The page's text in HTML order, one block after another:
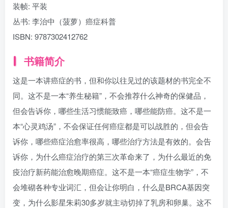
装帧: 平装
丛书: 李治中（菠萝）癌症科普
ISBN: 9787302412762
书籍简介
这是一本讲癌症的书，但和你以往见过的该题材的书完全不
同。这不是一本“养生秘籍”，不会推荐什么神奇的保健品，
但会告诉你，哪些生活习惯能致癌，哪些能防癌。这不是一
本“心灵鸡汤”，不会保证任何癌症都是可以战胜的，但会告
诉你，哪些癌症治愈率很高，哪些治疗方法是有效的。会告
诉你，为什么癌症治疗的第三次革命来了，为什么最近的免
疫治疗新药能治愈晚期癌症。这不是一本“癌症生物学”，不
会堆砌各种专业词汇，但会让你明白，什么是BRCA基因突
变，为什么影星朱莉30多岁就主动切掉了乳房和卵巢。这不